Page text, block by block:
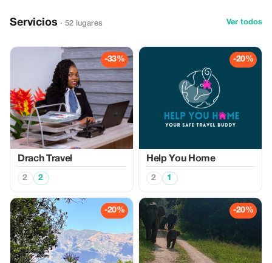
Servicios · 52 lugares Ver todos
-33%
Drach Travel
2 2
-20%
Help You Home
2 1
-20% -20%